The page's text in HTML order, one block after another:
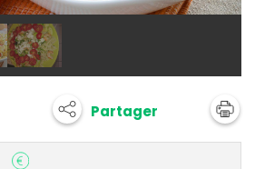
Partager